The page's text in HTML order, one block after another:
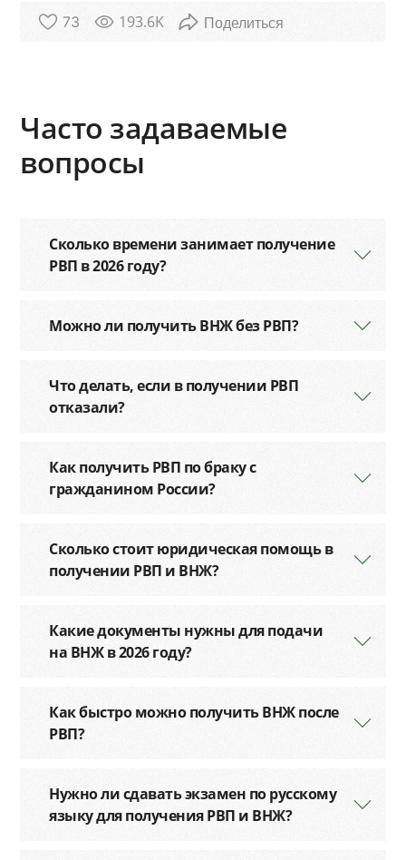
73 193.6K
Часто задаваемые
вопросы
Сколько времени занимает получение
РВП в 2026 году?
Можно ли получить ВНЖ без РВП?
Что делать, если в получении РВП
отказали?
Как получить РВП по браку с
гражданином России?
Сколько стоит юридическая помощь в
получении РВП и ВНЖ?
Какие документы нужны для подачи
на ВНЖ в 2026 году?
Как быстро можно получить ВНЖ после
РВП?
Нужно ли сдавать экзамен по русскому
языку для получения РВП и ВНЖ?